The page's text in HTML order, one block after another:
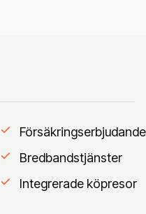
Bredbandstjänster
Integrerade köpresor